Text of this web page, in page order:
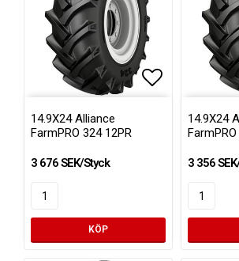
Lägg till i
Lägg till i
14.9X24 Alliance
FarmPRO 324 12PR
3 676 SEK/Styck
KÖP
14.9X24
3 356